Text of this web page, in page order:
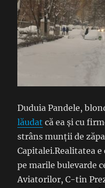
Duduia Pandele,
lăudat că ea și cu
strâns munții de
Capitalei.Realitatea e
pe marile bulevarde
Aviatorilor, C-tin